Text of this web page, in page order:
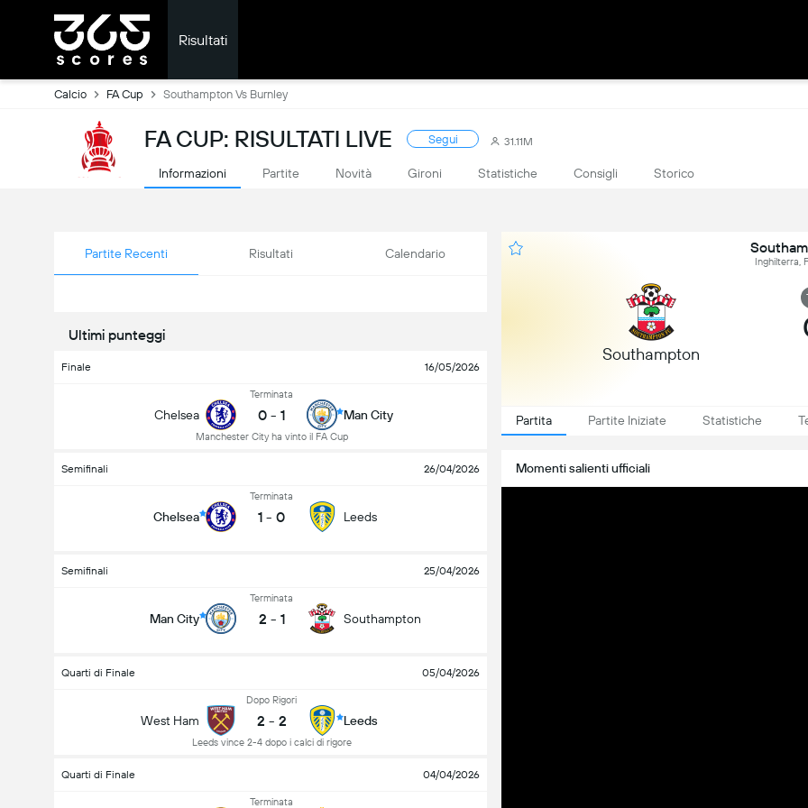
Risultati
Calcio FA Cup Southampton Vs Burnley
FA CUP: RISULTATI LIVE Segui 31.11M
Informazioni Partite Novità Gironi Statistiche Consigli Storico
Partite Recenti Risultati Calendario
Ultimi punteggi
Finale 16/05/2026
Chelsea
Terminata
0 - 1
Manchester City ha vinto il FA Cup
Man City
Semifinali 26/04/2026
Chelsea
Terminata
1 - 0 Leeds
Semifinali 25/04/2026
Man City
Terminata
2 - 1 Southampton
Quarti di Finale 05/04/2026
West Ham
Dopo Rigori
2 - 2
Leeds vince 2-4 dopo i calci di rigore
Leeds
Quarti di Finale 04/04/2026
Terminata
Inghilterra,
Southampton
Partita Partite Iniziate Statistiche
Momenti salienti ufficiali